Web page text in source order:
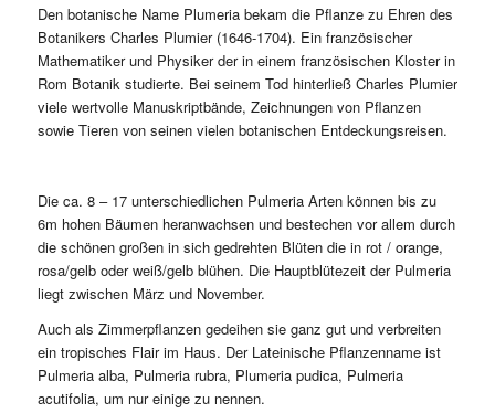
Den botanische Name Plumeria bekam die Pflanze zu Ehren des
Botanikers Charles Plumier (1646-1704). Ein französischer
Mathematiker und Physiker der in einem französischen Kloster in
Rom Botanik studierte. Bei seinem Tod hinterließ Charles Plumier
viele wertvolle Manuskriptbände, Zeichnungen von Pflanzen
sowie Tieren von seinen vielen botanischen Entdeckungsreisen.
Die ca. 8 – 17 unterschiedlichen Pulmeria Arten können bis zu
6m hohen Bäumen heranwachsen und bestechen vor allem durch
die schönen großen in sich gedrehten Blüten die in rot / orange,
rosa/gelb oder weiß/gelb blühen. Die Hauptblütezeit der Pulmeria
liegt zwischen März und November.
Auch als Zimmerpflanzen gedeihen sie ganz gut und verbreiten
ein tropisches Flair im Haus. Der Lateinische Pflanzenname ist
Pulmeria alba, Pulmeria rubra, Plumeria pudica, Pulmeria
acutifolia, um nur einige zu nennen.